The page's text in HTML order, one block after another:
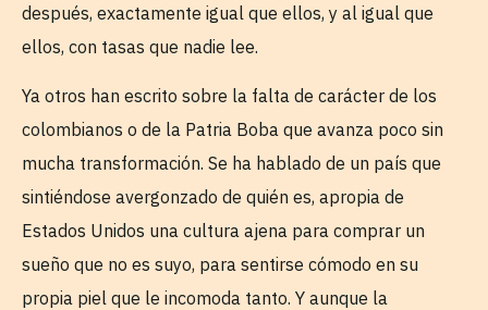
después, exactamente igual que ellos, y al igual que
ellos, con tasas que nadie lee.
Ya otros han escrito sobre la falta de carácter de los
colombianos o de la Patria Boba que avanza poco sin
mucha transformación. Se ha hablado de un país que
sintiéndose avergonzado de quién es, apropia de
Estados Unidos una cultura ajena para comprar un
sueño que no es suyo, para sentirse cómodo en su
propia piel que le incomoda tanto. Y aunque la